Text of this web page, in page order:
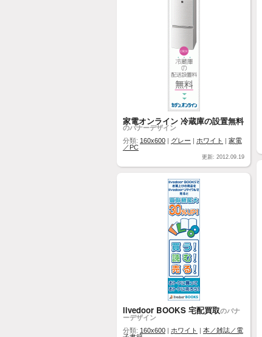
家電オンライン 冷蔵庫の設置無料
のバナーデザイン
分類: 160x600 | グレー | ホワイト | 家電
／PC
更新: 2012.09.19
livedoor BOOKS 宅配買取のバナ
ーデザイン
分類: 160x600 | ホワイト | 本／雑誌／電